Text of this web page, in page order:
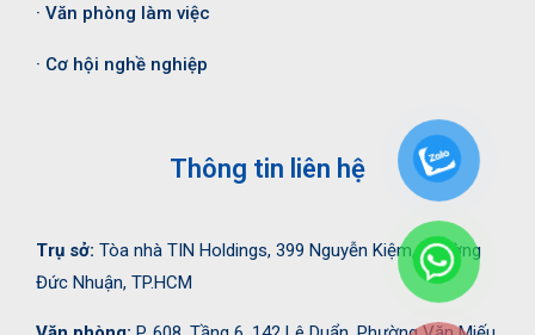
· Văn phòng làm việc
· Cơ hội nghề nghiệp
Thông tin liên hệ
Trụ sở: Tòa nhà TIN Holdings, 399 Nguyễn Kiệm, Phường
Đức Nhuận, TP.HCM